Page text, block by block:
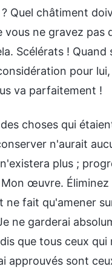
Quel châtiment
ne gravez
Scélérats !
pour
va parfaitement !
choses qui
n'aurait
plus ;
œuvre.
fait qu'amener
ne garderai
que tous ceux
approuvés sont